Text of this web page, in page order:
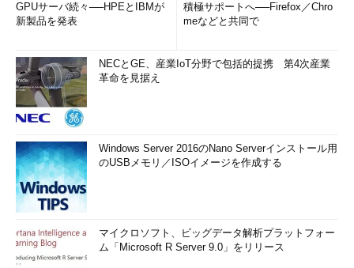
GPUサーバ続々──HPEとIBMが
新製品を発表
積極サポートへ──Firefox／Chro
meなどと共同で
NECとGE、産業IoT分野で包括的提携 第4次産業
革命を見据え
Windows Server 2016のNano Serverインストール用
のUSBメモリ／ISOイメージを作成する
マイクロソフト、ビッグデータ解析プラットフォー
ム「Microsoft R Server 9.0」をリリース